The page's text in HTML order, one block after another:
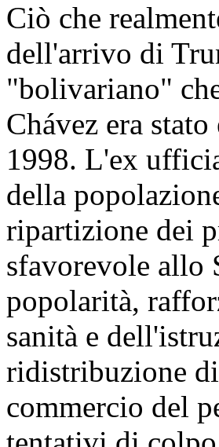
Ciò che
dell'arrivo di
"bolivariano"
Chávez era
1998. L'ex
della
ripartizione dei
sfavorevole allo
popolarità,
sanità e
ridistribuzione
commercio del